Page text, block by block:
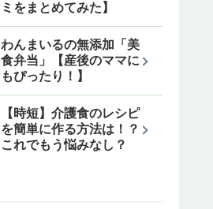
ミをまとめてみた】
わんまいるの無添加「美
食弁当」【産後のママに
もぴったり！】
【時短】介護食のレシピ
を簡単に作る方法は！？
これでもう悩みなし？